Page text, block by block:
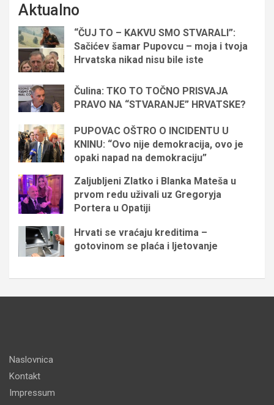
Aktualno
“ČUJ TO – KAKVU SMO STVARALI”:
Sačićev šamar Pupovcu – moja i tvoja
Hrvatska nikad nisu bile iste
Čulina: TKO TO TOČNO PRISVAJA
PRAVO NA “STVARANJE” HRVATSKE?
PUPOVAC OŠTRO O INCIDENTU U
KNINU: “Ovo nije demokracija, ovo je
opaki napad na demokraciju”
Zaljubljeni Zlatko i Blanka Mateša u
prvom redu uživali uz Gregoryja
Portera u Opatiji
Hrvati se vraćaju kreditima –
gotovinom se plaća i ljetovanje
Naslovnica
Kontakt
Impressum